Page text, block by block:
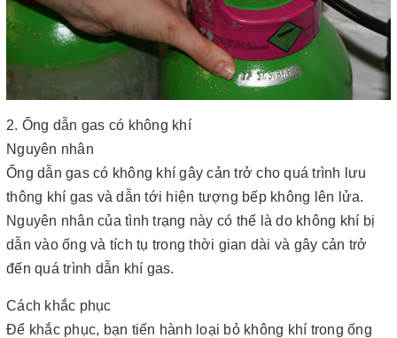
2. Ống dẫn gas có không khí
Nguyên nhân
Ống dẫn gas có không khí gây cản trở cho quá trình lưu
thông khí gas và dẫn tới hiện tượng bếp không lên lửa.
Nguyên nhân của tình trạng này có thể là do không khí bị
dẫn vào ống và tích tụ trong thời gian dài và gây cản trở
đến quá trình dẫn khí gas.
Cách khắc phục
Để khắc phục, bạn tiến hành loại bỏ không khí trong ống